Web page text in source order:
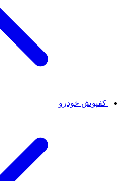
کفپوش خودرو